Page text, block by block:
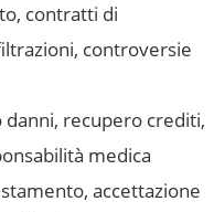
contratti di
controversie
recupero crediti,
medica
accettazione